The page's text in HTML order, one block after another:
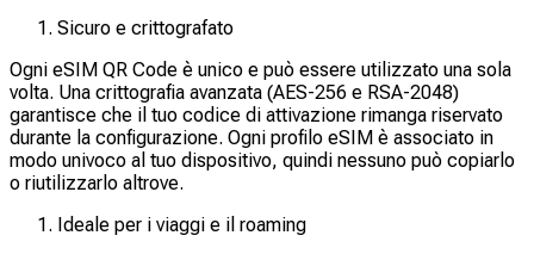
Sicuro e crittografato
Ogni eSIM QR Code è unico e può essere utilizzato una sola
volta. Una crittografia avanzata (AES-256 e RSA-2048)
garantisce che il tuo codice di attivazione rimanga riservato
durante la configurazione. Ogni profilo eSIM è associato in
modo univoco al tuo dispositivo, quindi nessuno può copiarlo
o riutilizzarlo altrove.
Ideale per i viaggi e il roaming